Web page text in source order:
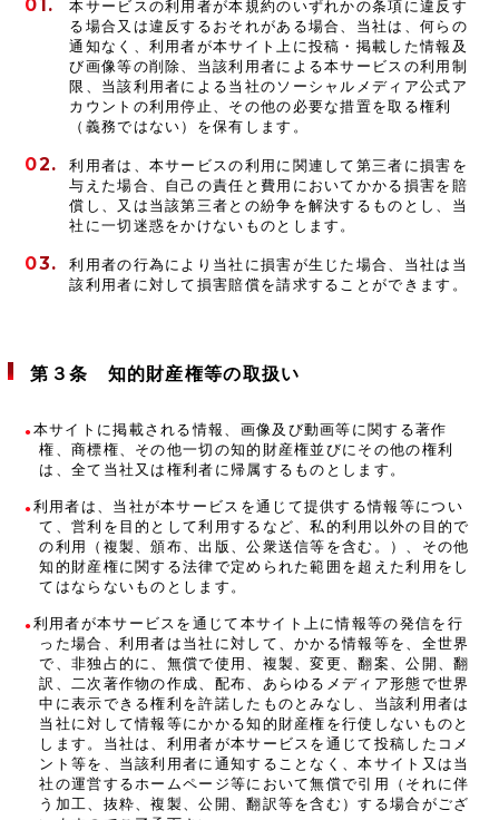
本サービスの利用者が本規約のいずれかの条項に違反す
る場合又は違反するおそれがある場合、当社は、何らの
通知なく、利用者が本サイト上に投稿・掲載した情報及
び画像等の削除、当該利用者による本サービスの利用制
限、当該利用者による当社のソーシャルメディア公式ア
カウントの利用停止、その他の必要な措置を取る権利
（義務ではない）を保有します。
利用者は、本サービスの利用に関連して第三者に損害を
与えた場合、自己の責任と費用においてかかる損害を賠
償し、又は当該第三者との紛争を解決するものとし、当
社に一切迷惑をかけないものとします。
利用者の行為により当社に損害が生じた場合、当社は当
該利用者に対して損害賠償を請求することができます。
第３条 知的財産権等の取扱い
本サイトに掲載される情報、画像及び動画等に関する著作
権、商標権、その他一切の知的財産権並びにその他の権利
は、全て当社又は権利者に帰属するものとします。
利用者は、当社が本サービスを通じて提供する情報等につい
て、営利を目的として利用するなど、私的利用以外の目的で
の利用（複製、頒布、出版、公衆送信等を含む。）、その他
知的財産権に関する法律で定められた範囲を超えた利用をし
てはならないものとします。
利用者が本サービスを通じて本サイト上に情報等の発信を行
った場合、利用者は当社に対して、かかる情報等を、全世界
で、非独占的に、無償で使用、複製、変更、翻案、公開、翻
訳、二次著作物の作成、配布、あらゆるメディア形態で世界
中に表示できる権利を許諾したものとみなし、当該利用者は
当社に対して情報等にかかる知的財産権を行使しないものと
します。当社は、利用者が本サービスを通じて投稿したコメ
ント等を、当該利用者に通知することなく、本サイト又は当
社の運営するホームページ等において無償で引用（それに伴
う加工、抜粋、複製、公開、翻訳等を含む）する場合がござ